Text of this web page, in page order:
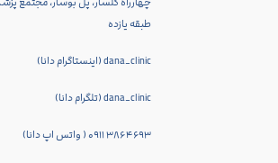
طبقه یازده
dana_clinic (اینستاگرام دانا)
dana_clinic (تلگرام دانا)
۴۶۹۳ ۳۸۶ ۰۹۱۱ ( واتس اپ دانا)